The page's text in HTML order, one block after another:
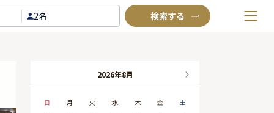
2名
閲覧履歴
2026年8月
日 月 火 水 木 金 土